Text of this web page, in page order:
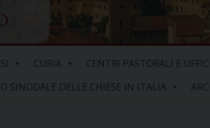
CURIA CENTRI PASTORALI E UFFICI
SINODALE DELLE CHIESE IN ITALIA